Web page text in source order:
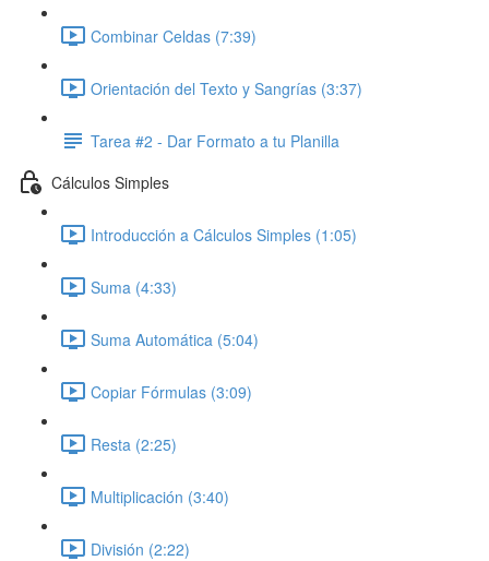
Combinar Celdas (7:39)
Orientación del Texto y Sangrías (3:37)
Tarea #2 - Dar Formato a tu Planilla
Cálculos Simples
Introducción a Cálculos Simples (1:05)
Suma (4:33)
Suma Automática (5:04)
Copiar Fórmulas (3:09)
Resta (2:25)
Multiplicación (3:40)
División (2:22)